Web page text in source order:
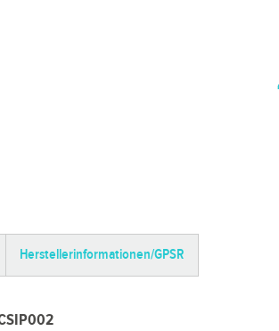
Herstellerinformationen/GPSR